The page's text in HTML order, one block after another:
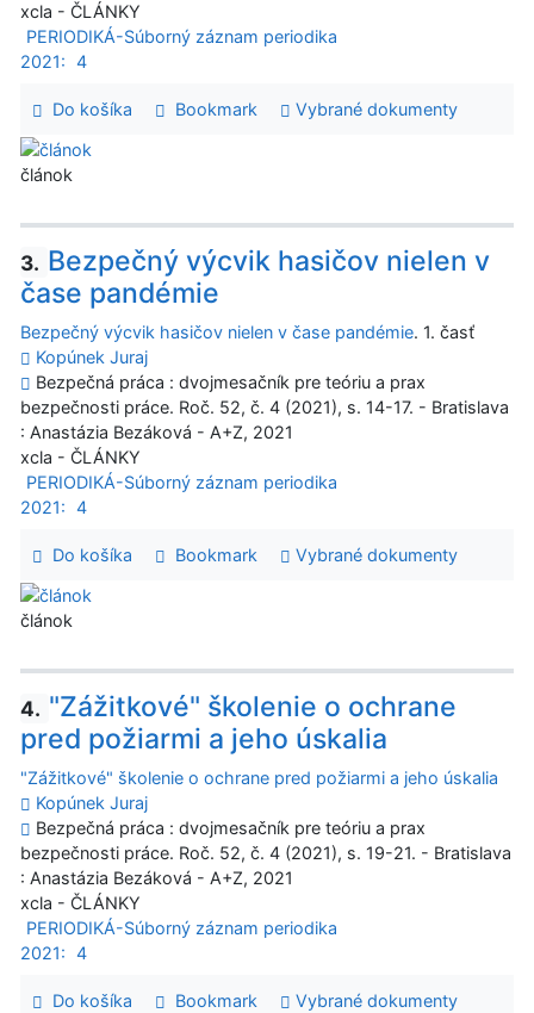
xcla - ČLÁNKY
PERIODIKÁ-Súborný záznam periodika
2021: 4
Do košíka Bookmark Vybrané dokumenty
článok
3. Bezpečný výcvik hasičov nielen v
čase pandémie
Bezpečný výcvik hasičov nielen v čase pandémie. 1. časť
Kopúnek Juraj
Bezpečná práca : dvojmesačník pre teóriu a prax
bezpečnosti práce. Roč. 52, č. 4 (2021), s. 14-17. - Bratislava
: Anastázia Bezáková - A+Z, 2021
xcla - ČLÁNKY
PERIODIKÁ-Súborný záznam periodika
2021: 4
Do košíka Bookmark Vybrané dokumenty
článok
4. "Zážitkové" školenie o ochrane
pred požiarmi a jeho úskalia
"Zážitkové" školenie o ochrane pred požiarmi a jeho úskalia
Kopúnek Juraj
Bezpečná práca : dvojmesačník pre teóriu a prax
bezpečnosti práce. Roč. 52, č. 4 (2021), s. 19-21. - Bratislava
: Anastázia Bezáková - A+Z, 2021
xcla - ČLÁNKY
PERIODIKÁ-Súborný záznam periodika
2021: 4
Do košíka Bookmark Vybrané dokumenty